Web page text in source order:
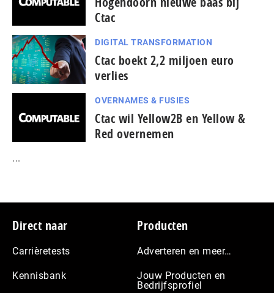
Ctac
DIGITAL TRANSFORMATION
Ctac boekt 2,2 miljoen euro
verlies
OVERNAMES & FUSIES
Ctac wil Yellow2B en Yellow &
Red overnemen
...
Footer
Direct naar
Carrièretests
Kennisbank
Producten
Adverteren en meer…
Jouw Producten en
Bedrijfsprofiel